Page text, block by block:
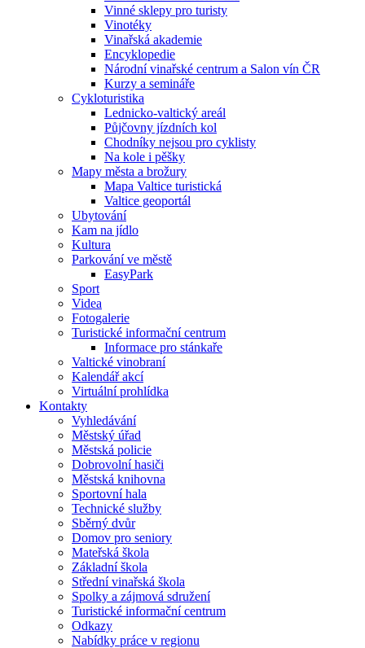
Vinné sklepy pro turisty
Vinotéky
Vinařská akademie
Encyklopedie
Národní vinařské centrum a Salon vín ČR
Kurzy a semináře
Cykloturistika
Lednicko-valtický areál
Půjčovny jízdních kol
Chodníky nejsou pro cyklisty
Na kole i pěšky
Mapy města a brožury
Mapa Valtice turistická
Valtice geoportál
Ubytování
Kam na jídlo
Kultura
Parkování ve městě
EasyPark
Sport
Videa
Fotogalerie
Turistické informační centrum
Informace pro stánkaře
Valtické vinobraní
Kalendář akcí
Virtuální prohlídka
Kontakty
Vyhledávání
Městský úřad
Městská policie
Dobrovolní hasiči
Městská knihovna
Sportovní hala
Technické služby
Sběrný dvůr
Domov pro seniory
Mateřská škola
Základní škola
Střední vinařská škola
Spolky a zájmová sdružení
Turistické informační centrum
Odkazy
Nabídky práce v regionu